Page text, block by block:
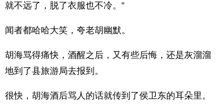
就不远了，脱了衣服也不冷。”
闻者都哈哈大笑，夸老胡幽默。
胡海骂得痛快，酒醒之后，又有些后悔，还是灰溜溜
地到了县旅游局去报到。
很快，胡海酒后骂人的话就传到了侯卫东的耳朵里。